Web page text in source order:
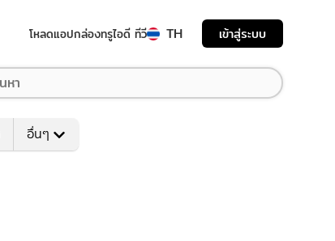
โหลดแอปกล่องทรูไอดี ทีวี TH เข้าสู่ระบบ
อื่นๆ